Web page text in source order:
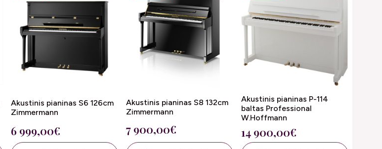
Akustinis pianinas S6 126cm
Zimmermann
6 999,00€
Akustinis pianinas S8 132cm
Zimmermann
7 900,00€
Akustinis pianinas P-114
baltas Professional
W.Hoffmann
14 900,00€